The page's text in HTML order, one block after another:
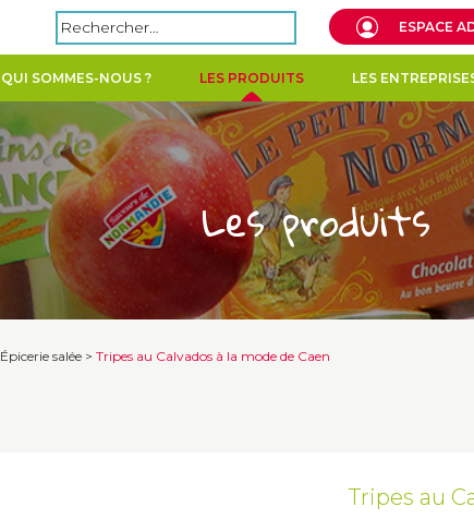
Rechercher : ESPACE
QUI SOMMES-NOUS ? LES PRODUITS LES
Les produits
Épicerie salée > Tripes au Calvados à la mode de Caen
Tripes au